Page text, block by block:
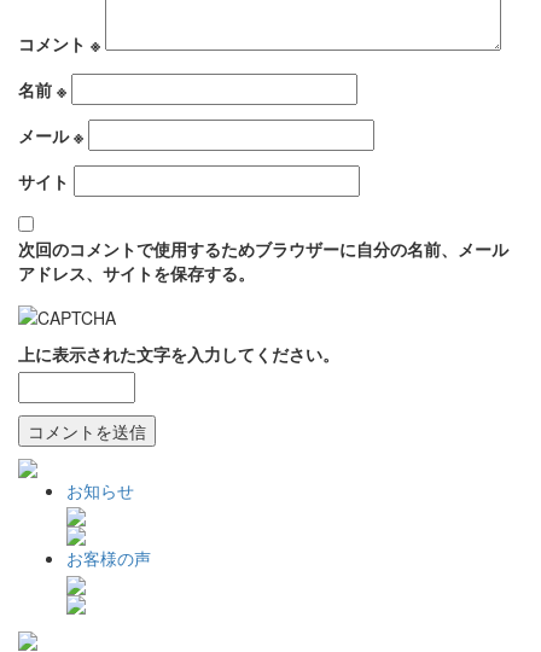
コメント ※
名前 ※
メール※
サイト
次回のコメントで使用するためブラウザーに自分の名前、メール
アドレス、サイトを保存する。
上に表示された文字を入力してください。
お知らせ
お客様の声